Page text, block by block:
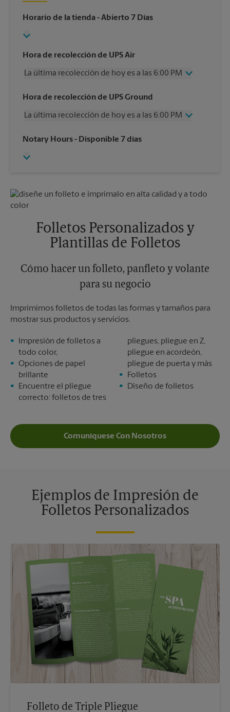
Horario de la tienda - Abierto 7 Días
Hora de recolección de UPS Air
La última recolección de hoy es a las 6:00 PM
Miércoles
6:00 PM
Viernes
6:00 PM
Domingo
Sin Recolección
Hora de recolección de UPS Ground
La última recolección de hoy es a las 6:00 PM
Miércoles
6:00 PM
Viernes
Lunes
6:00 PM
Martes
Notary Hours- Disponible 7 días
Folletos Personalizados y
Plantillas de Folletos
Cómo hacer un folleto, panfleto y volante
para su negocio
Imprimimos folletos de todas las formas y tamaños para
mostrar sus productos y servicios.
Impresión de folletos a
todo color,
Opciones de papel
brillante
Encuentre el pliegue
correcto: folletos de tres
pliegues, pliegue en Z,
pliegue en acordeón,
pliegue de puerta y más
Folletos
Diseño de folletos
Comuníquese Con Nosotros
Ejemplos de Impresión de
Folletos Personalizados
Folleto de Triple Pliegue